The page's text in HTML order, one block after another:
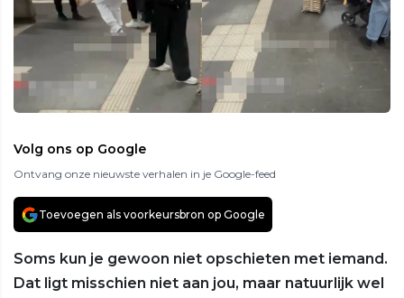
Volg ons op Google
Ontvang onze nieuwste verhalen in je Google-feed
Toevoegen als voorkeursbron op Google
Soms kun je gewoon niet opschieten met iemand.
Dat ligt misschien niet aan jou, maar natuurlijk wel